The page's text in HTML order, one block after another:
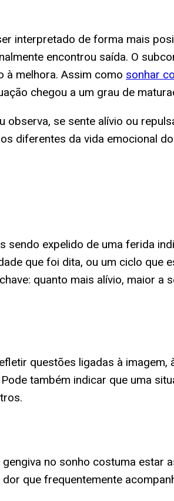
interpretado de forma mais
encontrou saída. O
à melhora. Assim como sonhar
chegou a um grau de
se sente alívio ou
diferentes da vida emocional
expelido de uma ferida
que foi dita, ou um ciclo que
quanto mais alívio, maior a
questões ligadas à
também indicar que uma
no sonho costuma estar
que frequentemente